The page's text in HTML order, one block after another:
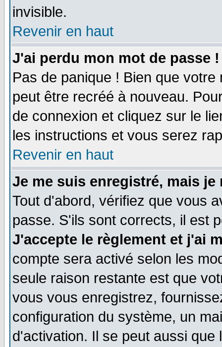
invisible.
Revenir en haut
J'ai perdu mon mot de passe !
Pas de panique ! Bien que
peut être recréé à nouveau.
de connexion et cliquez sur le
les instructions et vous serez
Revenir en haut
Je me suis enregistré, mais
Tout d'abord, vérifiez que vous
passe. S'ils sont corrects, il est
J'accepte le règlement et j'ai
compte sera activé selon les
seule raison restante est que
vous vous enregistrez,
configuration du système, un
d'activation. Il se peut aussi